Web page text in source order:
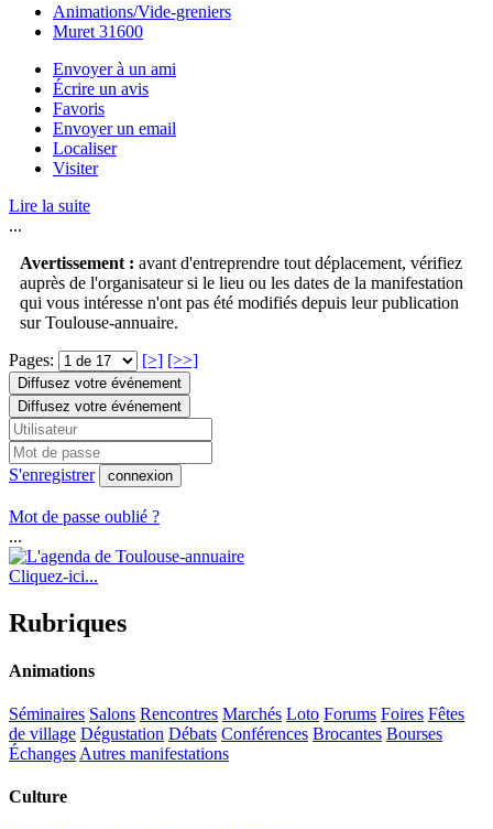
Animations/Vide-greniers
Muret 31600
Envoyer à un ami
Écrire un avis
Favoris
Envoyer un email
Localiser
Visiter
Lire la suite
...
Avertissement : avant d'entreprendre tout déplacement, vérifiez
auprès de l'organisateur si le lieu ou les dates de la manifestation
qui vous intéresse n'ont pas été modifiés depuis leur publication
sur Toulouse-annuaire.
Pages:
[>] [>>]
Diffusez votre événement
Diffusez votre événement
S'enregistrer connexion
Mot de passe oublié ?
...
Cliquez-ici...
Rubriques
Animations
Séminaires Salons Rencontres Marchés Loto Forums Foires Fêtes
de village Dégustation Débats Conférences Brocantes Bourses
Échanges Autres manifestations
Culture